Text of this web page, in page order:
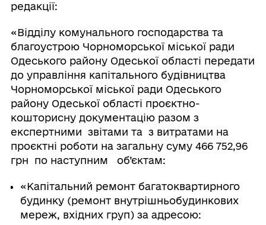
редакції:
«Відділу комунального господарства та
благоустрою Чорноморської міської ради
Одеського району Одеської області передати
до управління капітального будівництва
Чорноморської міської ради Одеського
району Одеської області проєктно-
кошторисну документацію разом з
експертними звітами та з витратами на
проєктні роботи на загальну суму 466 752,96
грн по наступним об’єктам:
«Капітальний ремонт багатоквартирного
будинку (ремонт внутрішньобудинкових
мереж, вхідних груп) за адресою: